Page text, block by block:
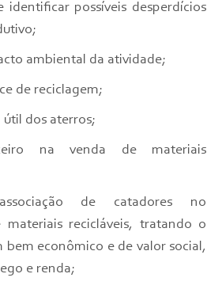
identificar possíveis desperdícios
ambiental da atividade;
de reciclagem;
dos aterros;
na venda de materiais
de catadores no
materiais recicláveis, tratando o
bem econômico e de valor social,
e renda;